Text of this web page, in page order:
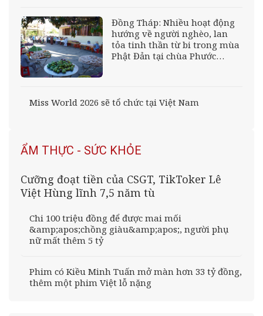
Đồng Tháp: Nhiều hoạt động
hướng về người nghèo, lan
tỏa tinh thần từ bi trong mùa
Phật Đản tại chùa Phước
Miss World 2026 sẽ tổ chức tại Việt Nam
ẨM THỰC - SỨC KHỎE
Cưỡng đoạt tiền của CSGT, TikToker Lê
Việt Hùng lĩnh 7,5 năm tù
Chi 100 triệu đồng để được mai mối
&amp;apos;chồng giàu&amp;apos;, người phụ
nữ mất thêm 5 tỷ
Phim có Kiều Minh Tuấn mở màn hơn 33 tỷ đồng,
thêm một phim Việt lỗ nặng